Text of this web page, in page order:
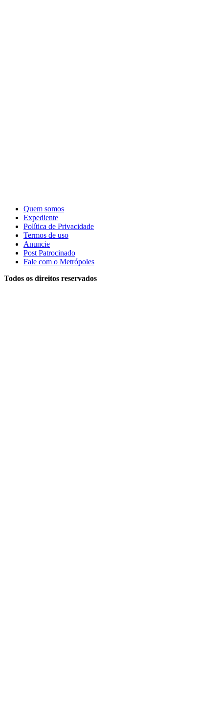
Quem somos
Expediente
Política de Privacidade
Termos de uso
Anuncie
Post Patrocinado
Fale com o Metrópoles
Todos os direitos reservados